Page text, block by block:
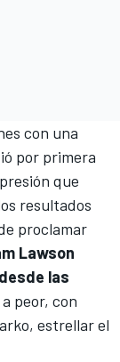
con una
por primera
que
resultados
proclamar
Lawson
las
peor, con
estrellar el